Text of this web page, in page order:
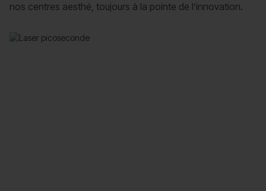
nos centres aesthé, toujours à la pointe de l’innovation.